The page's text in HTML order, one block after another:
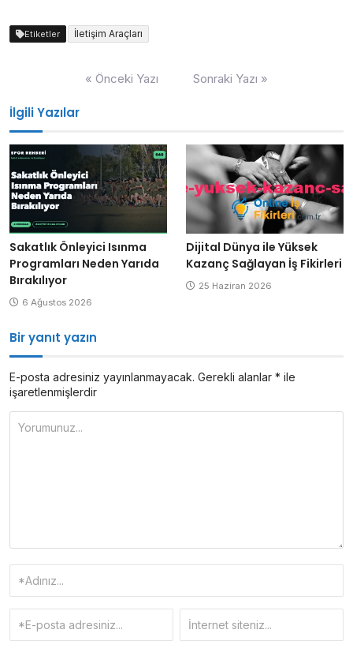
Etiketler İletişim Araçları
« Önceki Yazı Sonraki Yazı »
İlgili Yazılar
Sakatlık Önleyici Isınma
Programları Neden Yarıda
Bırakılıyor
6 Ağustos 2026
Dijital Dünya ile Yüksek
Kazanç Sağlayan İş Fikirleri
25 Haziran 2026
Bir yanıt yazın
E-posta adresiniz yayınlanmayacak. Gerekli alanlar * ile
işaretlenmişlerdir